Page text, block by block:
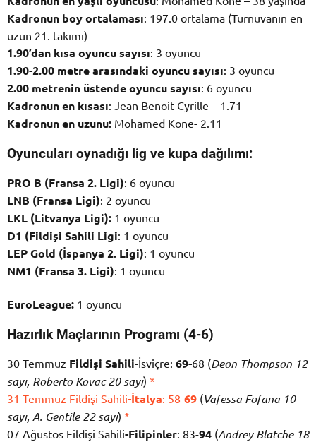
Kadronun boy ortalaması: 197.0 ortalama (Turnuvanın en
uzun 21. takımı)
1.90’dan kısa oyuncu sayısı: 3 oyuncu
1.90-2.00 metre arasındaki oyuncu sayısı: 3 oyuncu
2.00 metrenin üstende oyuncu sayısı: 6 oyuncu
Kadronun en kısası: Jean Benoit Cyrille – 1.71
Kadronun en uzunu: Mohamed Kone- 2.11
Oyuncuları oynadığı lig ve kupa dağılımı:
PRO B (Fransa 2. Ligi): 6 oyuncu
LNB (Fransa Ligi): 2 oyuncu
LKL (Litvanya Ligi): 1 oyuncu
D1 (Fildişi Sahili Ligi: 1 oyuncu
LEP Gold (İspanya 2. Ligi): 1 oyuncu
NM1 (Fransa 3. Ligi): 1 oyuncu
EuroLeague: 1 oyuncu
Hazırlık Maçlarının Programı (4-6)
30 Temmuz Fildişi Sahili-İsviçre: 69-68 (Deon Thompson 12
sayı, Roberto Kovac 20 sayı) *
31 Temmuz Fildişi Sahili-İtalya: 58-69 (Vafessa Fofana 10
sayı, A. Gentile 22 sayı) *
07 Ağustos Fildişi Sahili-Filipinler: 83-94 (Andrey Blatche 18